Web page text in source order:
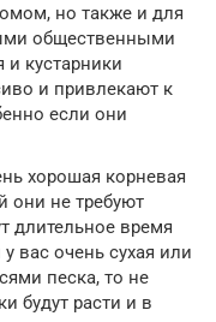
но также и для
общественными
кустарники
и привлекают к
если они
хорошая корневая
они не требуют
длительное время
вас очень сухая или
песка, то не
будут расти и в